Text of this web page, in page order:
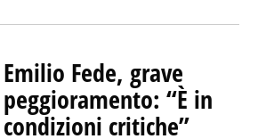
Emilio Fede, grave
peggioramento: “È in
condizioni critiche”